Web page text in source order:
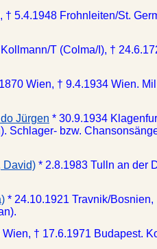
† 5.4.1948 Frohnleiten/St.
T (Colma/I), †
Wien, † 9.4.1934 Wien.
Jürgen * 30.9.1934
Schlager- bzw.
David) * 2.8.1983 Tulln an der
* 24.10.1921 Travnik/
† 17.6.1971 Budapest.